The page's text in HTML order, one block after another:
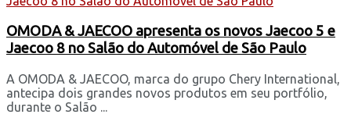
OMODA & JAECOO apresenta os novos Jaecoo 5 e
Jaecoo 8 no Salão do Automóvel de São Paulo
A OMODA & JAECOO, marca do grupo Chery International,
antecipa dois grandes novos produtos em seu portfólio,
durante o Salão ...